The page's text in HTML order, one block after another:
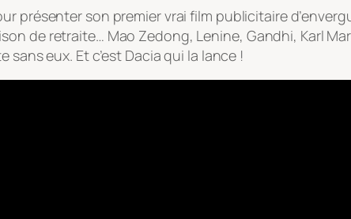
présenter son premier vrai film publicitaire
de retraite… Mao Zedong, Lenine, Gandhi, Karl
eux. Et c’est Dacia qui la lance !